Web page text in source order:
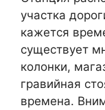
участка
кажется
существует
колонки,
гравийная
времена.